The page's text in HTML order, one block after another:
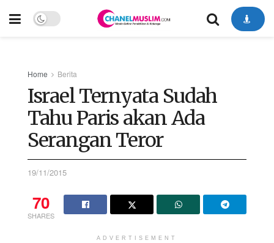
Home Berita
Israel Ternyata Sudah
Tahu Paris akan Ada
Serangan Teror
19/11/2015
70
SHARES
ADVERTISEMENT